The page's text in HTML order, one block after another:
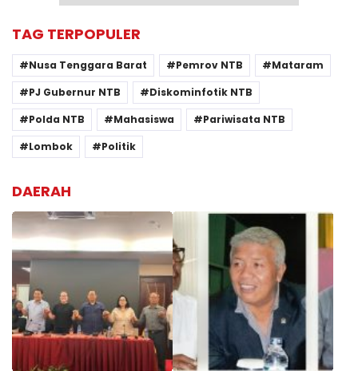
TAG TERPOPULER
Nusa Tenggara Barat Pemrov NTB
Mataram
PJ Gubernur NTB
Diskominfotik NTB
Polda NTB
Mahasiswa
Pariwisata NTB
Lombok
Politik
DAERAH